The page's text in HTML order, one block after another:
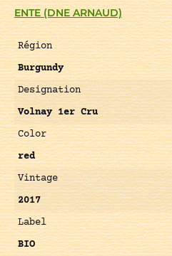
ENTE (DNE ARNAUD)
Région
Burgundy
Designation
Volnay 1er Cru
Color
red
Vintage
2017
Label
BIO